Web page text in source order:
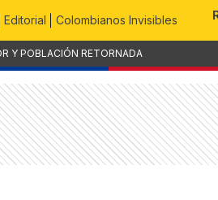
Editorial Colombianos Invisibles
Y POBLACIÓN RETORNADA